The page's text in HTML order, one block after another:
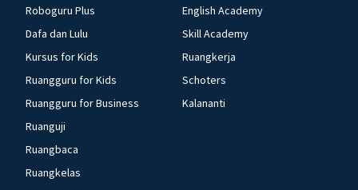
Roboguru Plus
Dafa dan Lulu
Kursus for Kids
Ruangguru for Kids
Ruangguru for Business
Ruanguji
Ruangbaca
Ruangkelas
English Academy
Skill Academy
Ruangkerja
Schoters
Kalananti